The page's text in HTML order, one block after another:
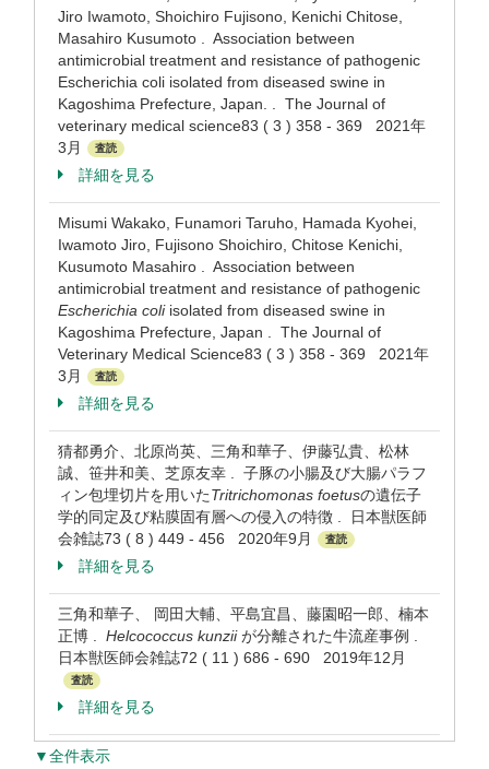
Jiro Iwamoto, Shoichiro Fujisono, Kenichi Chitose,
Masahiro Kusumoto . Association between
antimicrobial treatment and resistance of pathogenic
Escherichia coli isolated from diseased swine in
Kagoshima Prefecture, Japan. . The Journal of
veterinary medical science83 ( 3 ) 358 - 369 2021年
3月
査読
詳細を見る
Misumi Wakako, Funamori Taruho, Hamada Kyohei,
Iwamoto Jiro, Fujisono Shoichiro, Chitose Kenichi,
Kusumoto Masahiro . Association between
antimicrobial treatment and resistance of pathogenic
Escherichia coliisolated from diseased swine in
Kagoshima Prefecture, Japan . The Journal of
Veterinary Medical Science83 ( 3 ) 358 - 369 2021年
3月
査読
詳細を見る
猜都勇介、北原尚英、三角和華子、伊藤弘貴、松林
誠、笹井和美、芝原友幸 . 子豚の小腸及び大腸パラフ
ィン包埋切片を用いたTritrichomonas foetusの遺伝子
学的同定及び粘膜固有層への侵入の特徴 . 日本獣医師
会雑誌73 ( 8 ) 449 - 456 2020年9月
査読
詳細を見る
三角和華子、 岡田大輔、平島宜昌、藤園昭一郎、楠本
正博 . Helcococcus kunziiが分離された牛流産事例 .
日本獣医師会雑誌72 ( 11 ) 686 - 690 2019年12月
査読
詳細を見る
▼全件表示